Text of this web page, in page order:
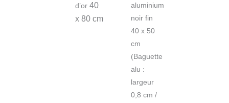
d’or40
x 80 cm
aluminium
noir fin
40 x 50
cm
(Baguette
alu :
largeur
0,8 cm /